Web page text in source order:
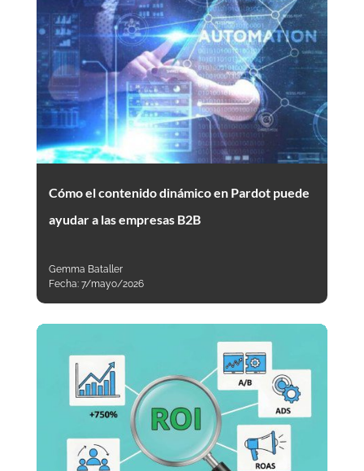
Cómo el contenido dinámico en Pardot puede
ayudar a las empresas B2B
Gemma Bataller
Fecha: 7/mayo/2026